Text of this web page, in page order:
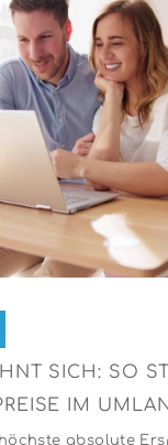
SICH: SO
IM
absolute